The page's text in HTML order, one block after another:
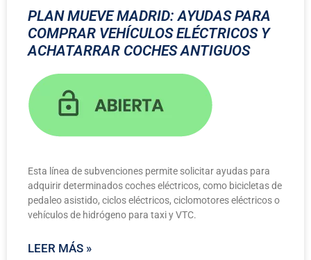
PLAN MUEVE MADRID: AYUDAS PARA
COMPRAR VEHÍCULOS ELÉCTRICOS Y
ACHATARRAR COCHES ANTIGUOS
Esta línea de subvenciones permite solicitar ayudas para
adquirir determinados coches eléctricos, como bicicletas de
pedaleo asistido, ciclos eléctricos, ciclomotores eléctricos o
vehículos de hidrógeno para taxi y VTC.
LEER MÁS »